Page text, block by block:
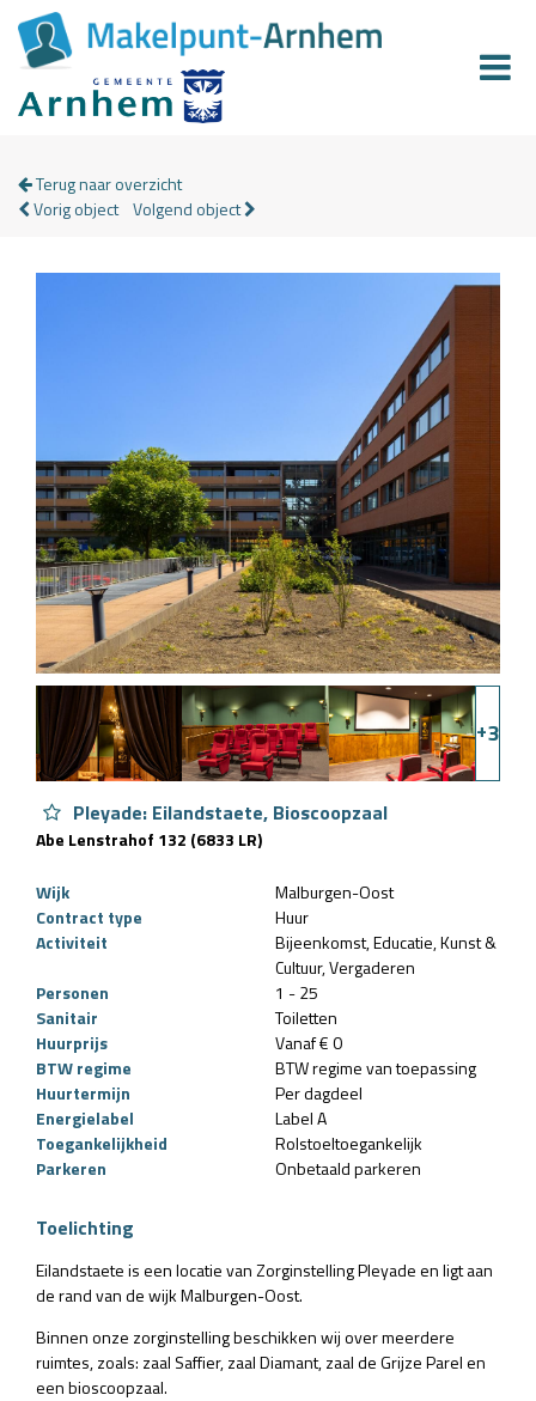
Terug naar overzicht
Vorig object Volgend object
+3
Pleyade: Eilandstaete, Bioscoopzaal
Abe Lenstrahof 132 (6833 LR)
Wijk
Malburgen-Oost
Contract type
Huur
Activiteit
Bijeenkomst Educatie Kunst &
Cultuur Vergaderen
Personen
1 - 25
Sanitair
Toiletten
Huurprijs
Vanaf € 0
BTW regime
BTW regime van toepassing
Huurtermijn
Per dagdeel
Energielabel
Label A
Toegankelijkheid
Rolstoeltoegankelijk
Parkeren
Onbetaald parkeren
Toelichting
Eilandstaete is een locatie van Zorginstelling Pleyade en ligt aan
de rand van de wijk Malburgen-Oost.
Binnen onze zorginstelling beschikken wij over meerdere
ruimtes, zoals: zaal Saffier, zaal Diamant, zaal de Grijze Parel en
een bioscoopzaal.